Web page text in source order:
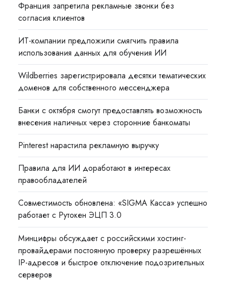
Франция запретила рекламные звонки без
согласия клиентов
ИТ-компании предложили смягчить правила
использования данных для обучения ИИ
Wildberries зарегистрировала десятки тематических
доменов для собственного мессенджера
Банки с октября смогут предоставлять возможность
внесения наличных через сторонние банкоматы
Pinterest нарастила рекламную выручку
Правила для ИИ доработают в интересах
правообладателей
Совместимость обновлена: «SIGMA Касса» успешно
работает с Рутокен ЭЦП 3.0
Минцифры обсуждает с российскими хостинг-
провайдерами постоянную проверку разрешённых
IP-адресов и быстрое отключение подозрительных
серверов